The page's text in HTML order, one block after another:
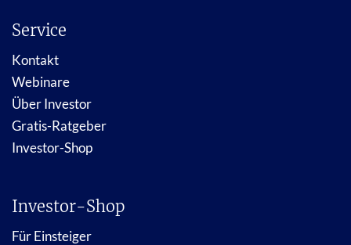
Service
Kontakt
Webinare
Über Investor
Gratis-Ratgeber
Investor-Shop
Investor-Shop
Für Einsteiger